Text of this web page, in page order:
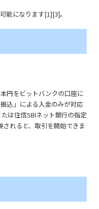
能になります[1][3]。
円をビットバンクの口座に
込」による入金のみが対応
は住信SBIネット銀行の指定
れると、取引を開始できま